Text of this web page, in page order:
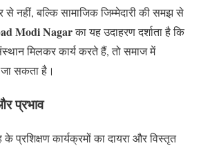
नहीं, बल्कि सामाजिक जिम्मेदारी की समझ से
Modi Nagarका यह उदाहरण दर्शाता है कि
मिलकर कार्य करते हैं, तो समाज में
सकता है।
प्रभाव
कार्यक्रमों का दायरा और विस्तृत